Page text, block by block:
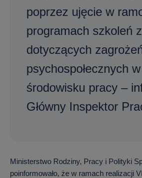
poprzez ujęcie w
programach szkoleń
dotyczących
psychospołecznych w
środowisku pracy –
Główny Inspektor
Ministerstwo Rodziny, Pracy i Polityki
poinformowało, że w ramach realizacji